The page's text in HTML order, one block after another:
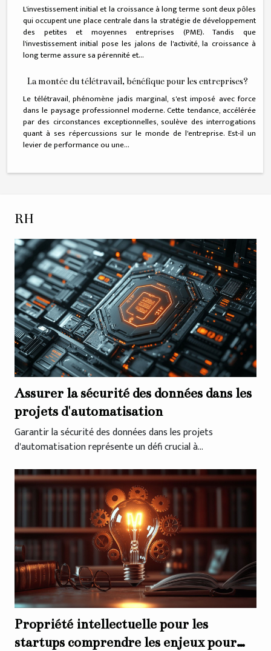
L'investissement initial et la croissance à long terme sont deux pôles
qui occupent une place centrale dans la stratégie de développement
des petites et moyennes entreprises (PME). Tandis que
l'investissement initial pose les jalons de l'activité, la croissance à
long terme assure sa pérennité et...
La montée du télétravail, bénéfique pour les entreprises?
Le télétravail, phénomène jadis marginal, s'est imposé avec force
dans le paysage professionnel moderne. Cette tendance, accélérée
par des circonstances exceptionnelles, soulève des interrogations
quant à ses répercussions sur le monde de l'entreprise. Est-il un
levier de performance ou une...
RH
Assurer la sécurité des données dans les
projets d'automatisation
Garantir la sécurité des données dans les projets
d'automatisation représente un défi crucial à...
Propriété intellectuelle pour les
startups comprendre les enjeux pour